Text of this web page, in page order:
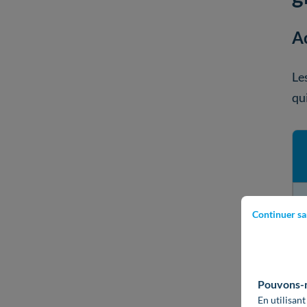
Continuer
Pouvons-
En